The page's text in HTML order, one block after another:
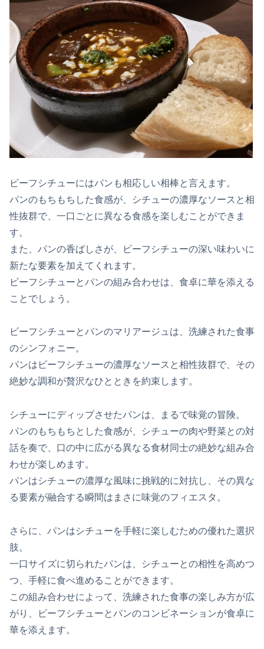
ビーフシチューにはパンも相応しい相棒と言えます。
パンのもちもちした食感が、シチューの濃厚なソースと相
性抜群で、一口ごとに異なる食感を楽しむことができま
す。
また、パンの香ばしさが、ビーフシチューの深い味わいに
新たな要素を加えてくれます。
ビーフシチューとパンの組み合わせは、食卓に華を添える
ことでしょう。
ビーフシチューとパンのマリアージュは、洗練された食事
のシンフォニー。
パンはビーフシチューの濃厚なソースと相性抜群で、その
絶妙な調和が贅沢なひとときを約束します。
シチューにディップさせたパンは、まるで味覚の冒険。
パンのもちもちとした食感が、シチューの肉や野菜との対
話を奏で、口の中に広がる異なる食材同士の絶妙な組み合
わせが楽しめます。
パンはシチューの濃厚な風味に挑戦的に対抗し、その異な
る要素が融合する瞬間はまさに味覚のフィエスタ。
さらに、パンはシチューを手軽に楽しむための優れた選択
肢。
一口サイズに切られたパンは、シチューとの相性を高めつ
つ、手軽に食べ進めることができます。
この組み合わせによって、洗練された食事の楽しみ方が広
がり、ビーフシチューとパンのコンビネーションが食卓に
華を添えます。